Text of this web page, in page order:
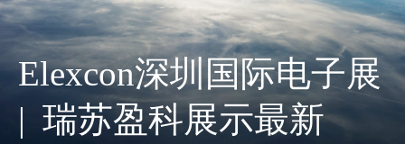
Elexcon深圳国际电子展
| 瑞苏盈科展示最新